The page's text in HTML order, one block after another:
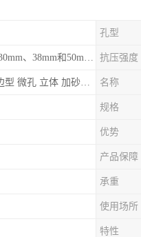
孔型
常见的有19mm、25mm、30mm、38mm和50mm等 抗压强度
普通型 防滑型 ‌烤漆型 封边型 ‌微孔 立体 加砂覆面型 平面型 名称
规格
优势
产品保障
承重
使用场所
特性